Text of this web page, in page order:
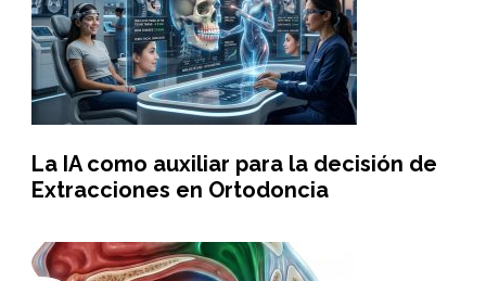
La IA como auxiliar para la decisión de
Extracciones en Ortodoncia